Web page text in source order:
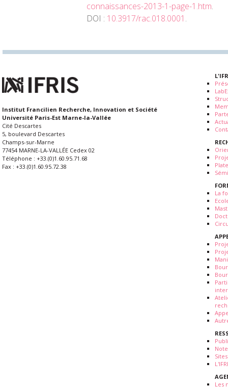
connaissances-2013-1-page-1.htm.
DOI : 10.3917/rac.018.0001 .
Institut Francilien Recherche, Innovation et Société
Université Paris-Est Marne-la-Vallée
Cité Descartes
5, boulevard Descartes
Champs-sur-Marne
77454 MARNE-LA-VALLÉE Cedex 02
Téléphone : +33.(0)1.60.95.71.68
Fax : +33.(0)1.60.95.72.38
La
Les